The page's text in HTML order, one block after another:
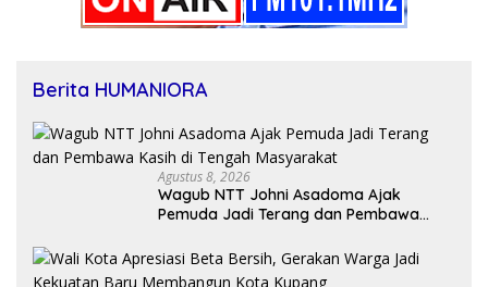
Berita HUMANIORA
Agustus 8, 2026
Wagub NTT Johni Asadoma Ajak
Pemuda Jadi Terang dan Pembawa